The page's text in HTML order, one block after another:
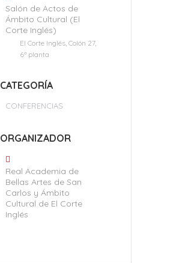
Salón de Actos de
Ámbito Cultural (El
Corte Inglés)
El Corte Inglés, Colón 27,
6ª planta
CATEGORÍA
CONFERENCIAS
ORGANIZADOR
Real Academia de
Bellas Artes de San
Carlos y Ámbito
Cultural de El Corte
Inglés